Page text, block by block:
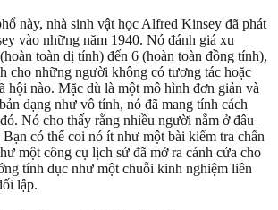
này, nhà sinh vật học Alfred Kinsey đã phát
vào những năm 1940. Nó đánh giá xu
toàn dị tính) đến 6 (hoàn toàn đồng tính),
cho những người không có tương tác hoặc
hội nào. Mặc dù là một mô hình đơn giản và
dạng như vô tính, nó đã mang tính cách
Nó cho thấy rằng nhiều người nằm ở đâu
có thể coi nó ít như một bài kiểm tra chẩn
một công cụ lịch sử đã mở ra cánh cửa cho
tính dục như một chuỗi kinh nghiệm liên
lập.